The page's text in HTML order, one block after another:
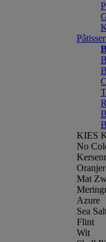
KIES
No
Mat
Azure
Sea
Flint
Wit